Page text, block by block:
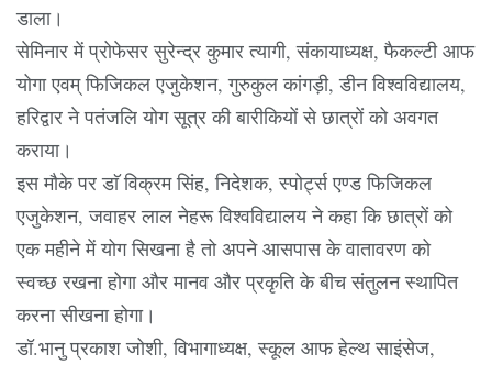
डाला।
सेमिनार में प्रोफेसर सुरेन्द्र कुमार त्यागी, संकायाध्यक्ष, फैकल्टी आफ
योगा एवम् फिजिकल एजुकेशन, गुरुकुल कांगड़ी, डीन विश्वविद्यालय,
हरिद्वार ने पतंजलि योग सूत्र की बारीकियों से छात्रों को अवगत
कराया।
इस मौके पर डाॅ विक्रम सिंह, निदेशक, स्पोर्ट्स एण्ड फिजिकल
एजुकेशन, जवाहर लाल नेहरू विश्वविद्यालय ने कहा कि छात्रों को
एक महीने में योग सिखना है तो अपने आसपास के वातावरण को
स्वच्छ रखना होगा और मानव और प्रकृति के बीच संतुलन स्थापित
करना सीखना होगा।
डॉ.भानु प्रकाश जोशी, विभागाध्यक्ष, स्कूल आफ हेल्थ साइंसेज,